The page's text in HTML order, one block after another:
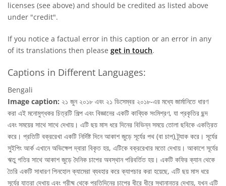
licenses (see above) and should be credited as listed above
under "credit".
If you notice a factual error in this caption or an error in any
of its translations then please get in touch.
Captions in Different Languages:
Bengali
Image caption: ২১ জুন ২০১৮ এবং ২১ ডিসেম্বর ২০১৮-এর মধ্যে জার্মানিতে ধারণ
করা এই মনোমুগ্ধকর চিত্রটি শিল্প এবং বিজ্ঞানের একটি কাব্যিক সংমিশ্রণ, যা প্রকৃতির ছন্দ
এবং সময়ের সাথে সাথে দেখায়। এটি ছয় মাস ধরে দিনের বিভিন্ন সময়ে তোলা ছবিকে একত্রিত
করে। প্রতিটি বক্ররেখা একটি নির্দিষ্ট দিনে আকাশ জুড়ে সূর্যের পথ (বা চাপ) ট্র্যাক করে। সূর্যের
সুইপিং আর্ক এখানে অভিক্ষেপ দ্বারা বিকৃত হয়, এটিকে বক্ররেখার মতো দেখায়। আকাশে সূর্যের
ঋতু গতির সাথে আকাশ জুড়ে দৈনিক চাপের অবস্থান পরিবর্তিত হয়। একটি কফির ক্যান থেকে
তৈরি একটি সাধারণ পিনহোল ক্যামেরা ব্যবহার করে ক্যাপচার করা হয়েছে, এটি ছয় মাস ধরে
সূর্যের যাত্রা দেখায় এবং গ্রীষ্ম থেকে প্রতিদিনের চাপের ধীরে ধীরে স্থানান্তর দেখায়, যখন এটি